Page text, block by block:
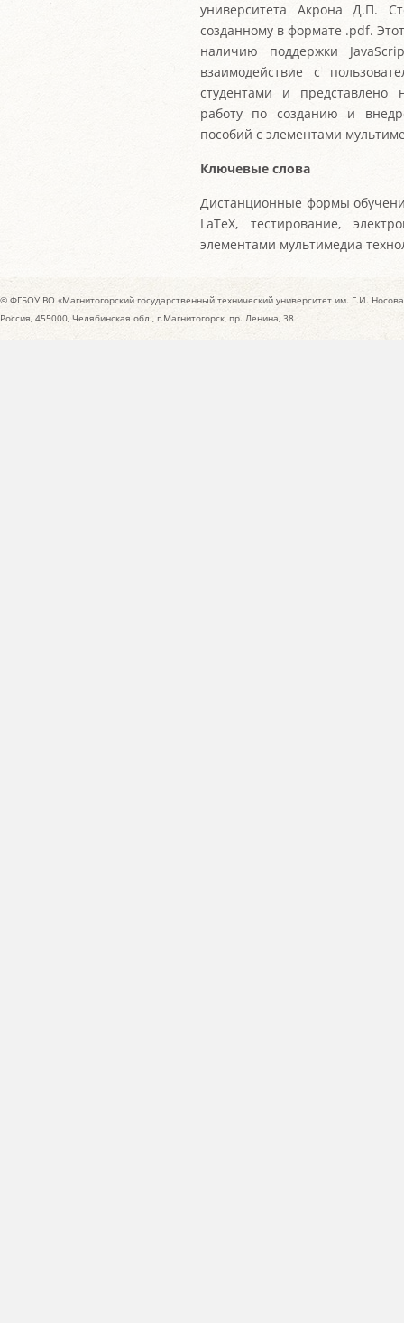
университета Акрона Д.П.
созданному в формате .pdf.
наличию поддержки
взаимодействие с
студентами и
работу по созданию и
пособий с элементами
Ключевые слова
Дистанционные формы
LaTeX, тестирование,
элементами мультимедиа
© ФГБОУ ВО «Магнитогорский государственный технический университет им. Г.И.
Россия, 455000, Челябинская обл., г.Магнитогорск, пр. Ленина, 38